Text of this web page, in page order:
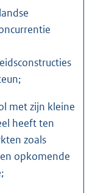
met zijn kleine
heeft ten
zoals
opkomende